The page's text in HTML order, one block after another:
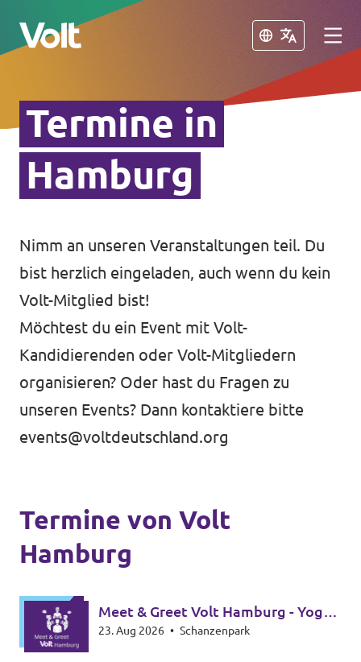
Schließen
Volt in Deutschland
Website
Volt in deinem Bundesland
Volt Deutschland Merchandise Shop
Schließen
Programm
Über Volt
Menschen
Neuigkeiten
Unsere Events
Triff uns an Infoständen!
Mache bei uns mit!
Deine Spende für Volt!
Hamburger Fraktionen
Termine in
Hamburg
Nimm an unseren Veranstaltungen teil. Du
bist herzlich eingeladen, auch wenn du kein
Volt-Mitglied bist!
Möchtest du ein Event mit Volt-
Kandidierenden oder Volt-Mitgliedern
organisieren? Oder hast du Fragen zu
unseren Events? Dann kontaktiere bitte
events@voltdeutschland.org
Termine von Volt
Hamburg
Meet & Greet Volt Hamburg - Yoga
Edition
23. Aug 2026 • Schanzenpark